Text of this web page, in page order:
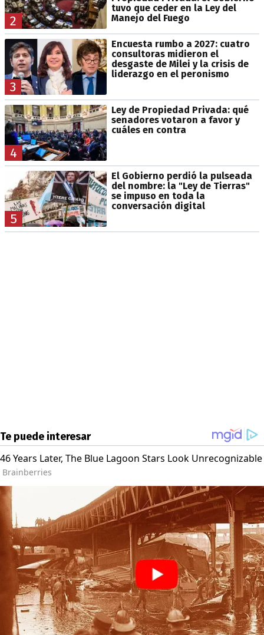
2
tuvo que ceder en la Ley del
Manejo del Fuego
3
Encuesta rumbo a 2027: cuatro
consultoras midieron el
desgaste de Milei y la crisis de
liderazgo en el peronismo
4
Ley de Propiedad Privada: qué
senadores votaron a favor y
cuáles en contra
5
El Gobierno perdió la pulseada
del nombre: la "Ley de Tierras"
se impuso en toda la
conversación digital